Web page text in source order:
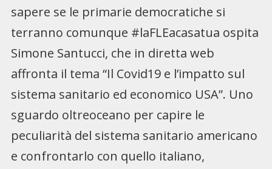
sapere se le primarie democratiche si
terranno comunque #laFLEacasatua ospita
Simone Santucci, che in diretta web
affronta il tema “Il Covid19 e l’impatto sul
sistema sanitario ed economico USA”. Uno
sguardo oltreoceano per capire le
peculiarità del sistema sanitario americano
e confrontarlo con quello italiano,